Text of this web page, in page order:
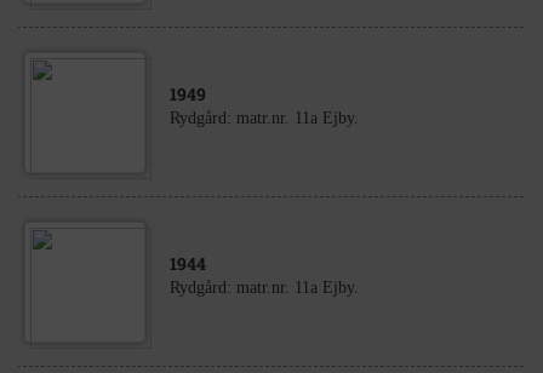
1949
Rydgård: matr.nr. 11a Ejby.
1944
Rydgård: matr.nr. 11a Ejby.